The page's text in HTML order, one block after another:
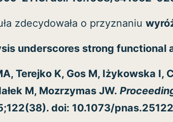
zdecydowała o przyznaniu
underscores strong
Terejko K, Gos M, Iżykowska
M, Mozrzymas JW.
doi: 10.1073/